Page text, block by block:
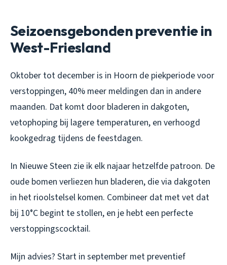
Seizoensgebonden preventie in
West-Friesland
Oktober tot december is in Hoorn de piekperiode voor
verstoppingen, 40% meer meldingen dan in andere
maanden. Dat komt door bladeren in dakgoten,
vetophoping bij lagere temperaturen, en verhoogd
kookgedrag tijdens de feestdagen.
In Nieuwe Steen zie ik elk najaar hetzelfde patroon. De
oude bomen verliezen hun bladeren, die via dakgoten
in het rioolstelsel komen. Combineer dat met vet dat
bij 10°C begint te stollen, en je hebt een perfecte
verstoppingscocktail.
Mijn advies? Start in september met preventief